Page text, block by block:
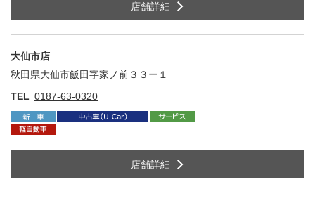
店舗詳細
大仙市店
秋田県大仙市飯田字家ノ前３３ー１
TEL 0187-63-0320
店舗詳細